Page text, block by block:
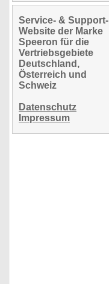
Service- & Support-
Website der Marke
Speeron für die
Vertriebsgebiete
Deutschland,
Österreich und
Schweiz
Datenschutz
Impressum